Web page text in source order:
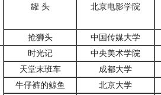
罐 头 北京电影学院
抢狮头 中国传媒大学
时光记
中央美术学院
天堂末班车
成都大学
牛仔裤的鲸鱼
北京大学